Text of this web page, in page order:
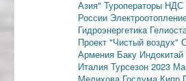
Азия" Туроператоры НДС
России
Гидроэнергетика
Проект "Чистый воздух"
Армения Баку Индокитай
Италия Турсезон 2023
Мелихова Госдума Кипр